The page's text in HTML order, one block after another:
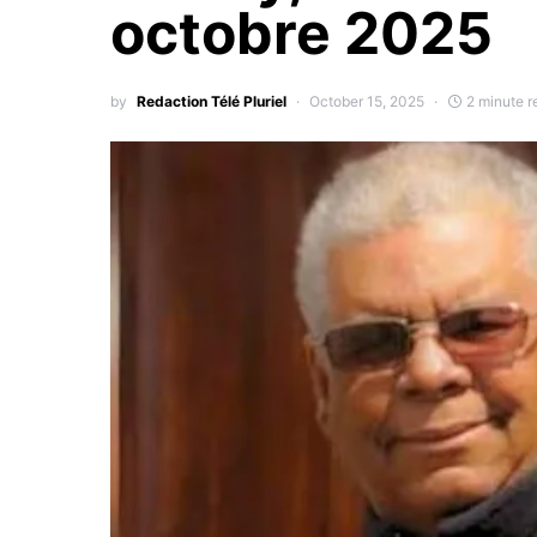
octobre 2025
by Redaction Télé Pluriel October 15, 2025 2 minute